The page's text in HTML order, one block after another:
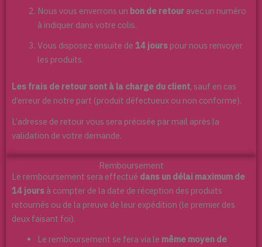
Nous vous enverrons un bon de retouravec un numéro
à indiquer dans votre colis.
Vous disposez ensuite de 14 jourspour nous renvoyer
les produits.
Les frais de retour sont à la charge du client, sauf en cas
d’erreur de notre part (produit défectueux ou non conforme).
L’adresse de retour vous sera précisée par mail après la
validation de votre demande.
Remboursement
Le remboursement sera effectué dans un délai maximum de
14 jours à compter de la date de réception des produits
retournés ou de la preuve de leur expédition (le premier des
deux faisant foi).
Le remboursement se fera via le même moyen de